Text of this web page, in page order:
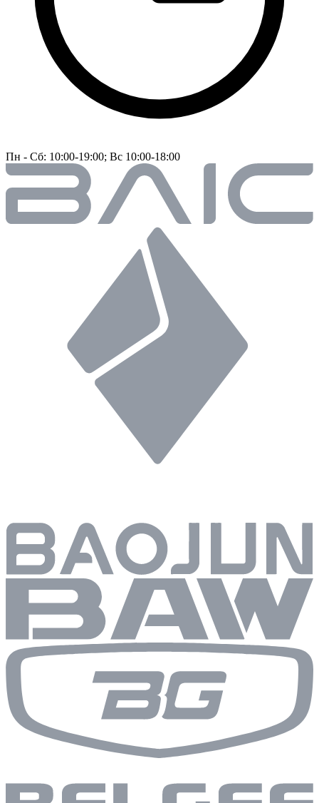
Пн - Сб: 10:00-19:00; Вс 10:00-18:00